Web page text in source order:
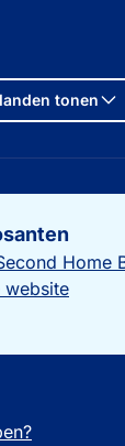
tonen
Home
website